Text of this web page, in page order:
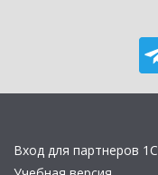
Вход для партнеров 1С